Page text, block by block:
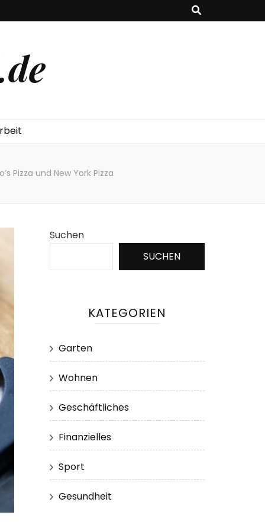
Pizza und New York Pizza
Suchen
SUCHEN
KATEGORIEN
Garten
Wohnen
Geschäftliches
Finanzielles
Sport
Gesundheit